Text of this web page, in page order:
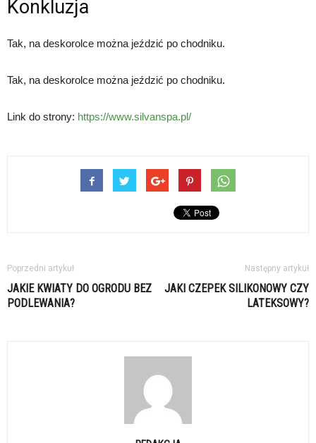
Konkluzja
Tak, na deskorolce można jeździć po chodniku.
Tak, na deskorolce można jeździć po chodniku.
Link do strony: https://www.silvanspa.pl/
Poprzedni artykuł
JAKIE KWIATY DO OGRODU BEZ
PODLEWANIA?
Następny artykuł
JAKI CZEPEK SILIKONOWY CZY
LATEKSOWY?